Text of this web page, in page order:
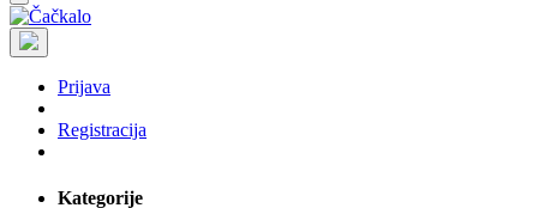
Prijava
Registracija
Kategorije